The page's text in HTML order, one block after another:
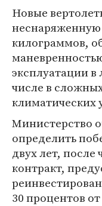
Новые
неснаряженную
килограммов,
эксплуатации
числе в
климатических
Министерство
определить
двух лет,
контракт,
30 процентов